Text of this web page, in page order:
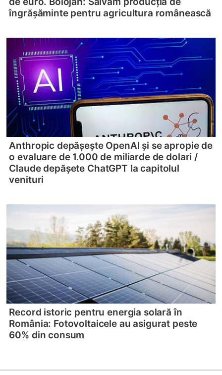
îngrășăminte pentru agricultura românească
Anthropic depășește OpenAI și se apropie de
o evaluare de 1.000 de miliarde de dolari /
Claude depășete ChatGPT la capitolul
venituri
Record istoric pentru energia solară în
România: Fotovoltaicele au asigurat peste
60% din consum